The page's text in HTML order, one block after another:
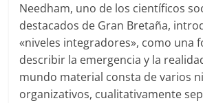
Needham, uno de los científicos
destacados de Gran Bretaña,
«niveles integradores», como una
describir la emergencia y la
mundo material consta de varios
organizativos, cualitativamente